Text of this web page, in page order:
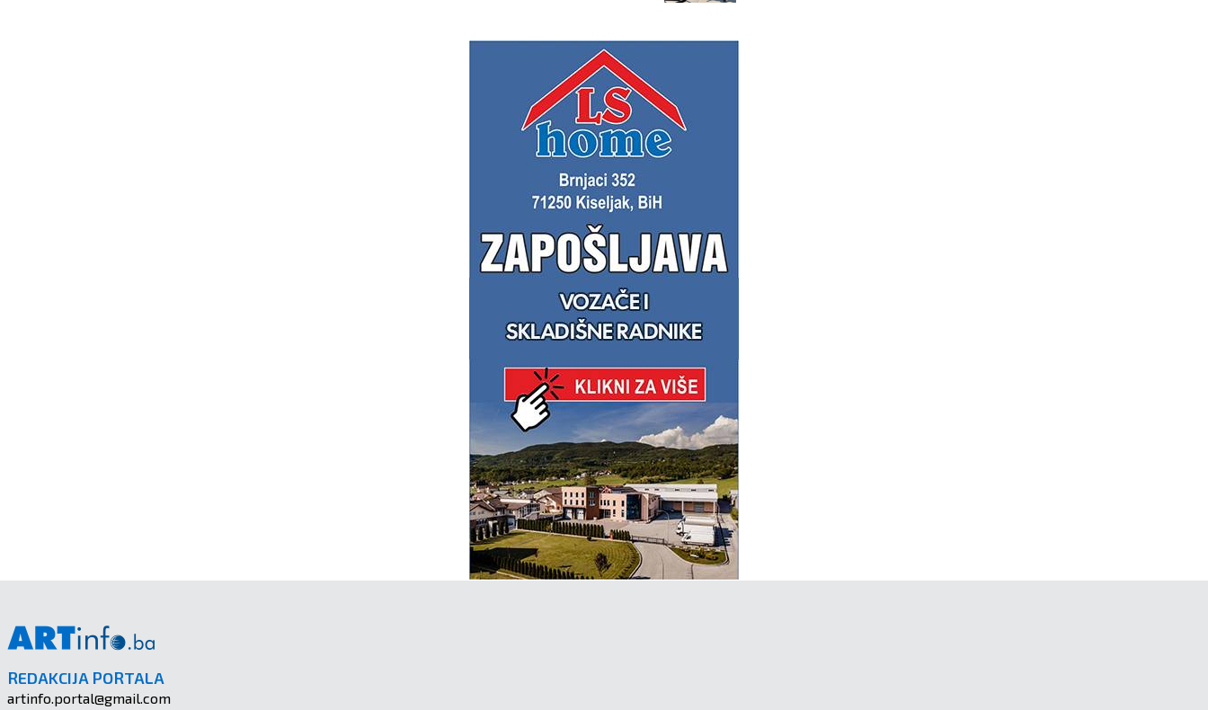
REDAKCIJA PORTALA
artinfo.portal@gmail.com